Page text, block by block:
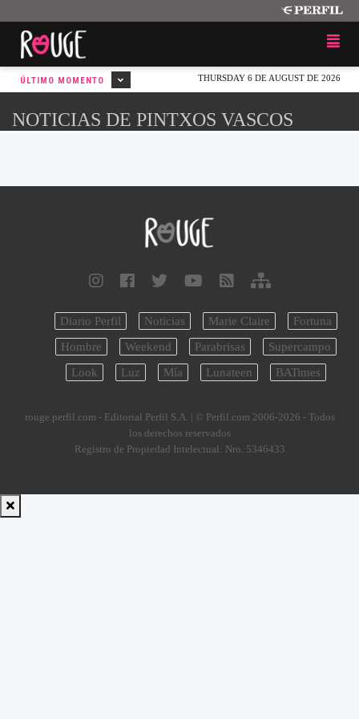
THURSDAY 6 DE AUGUST DE 2026
ÚLTIMO MOMENTO
NOTICIAS DE PINTXOS VASCOS
Diario Perfil Noticias Marie Claire
Fortuna
Hombre
Weekend Parabrisas
Supercampo
Look
Luz Mía Lunateen BATimes
rouge.perfil.com - Editorial Perfil S.A. | © Perfil.com 2006-2026 - Todos
los derechos reservados
Registro de Propiedad Intelectual: Nro. 5346433